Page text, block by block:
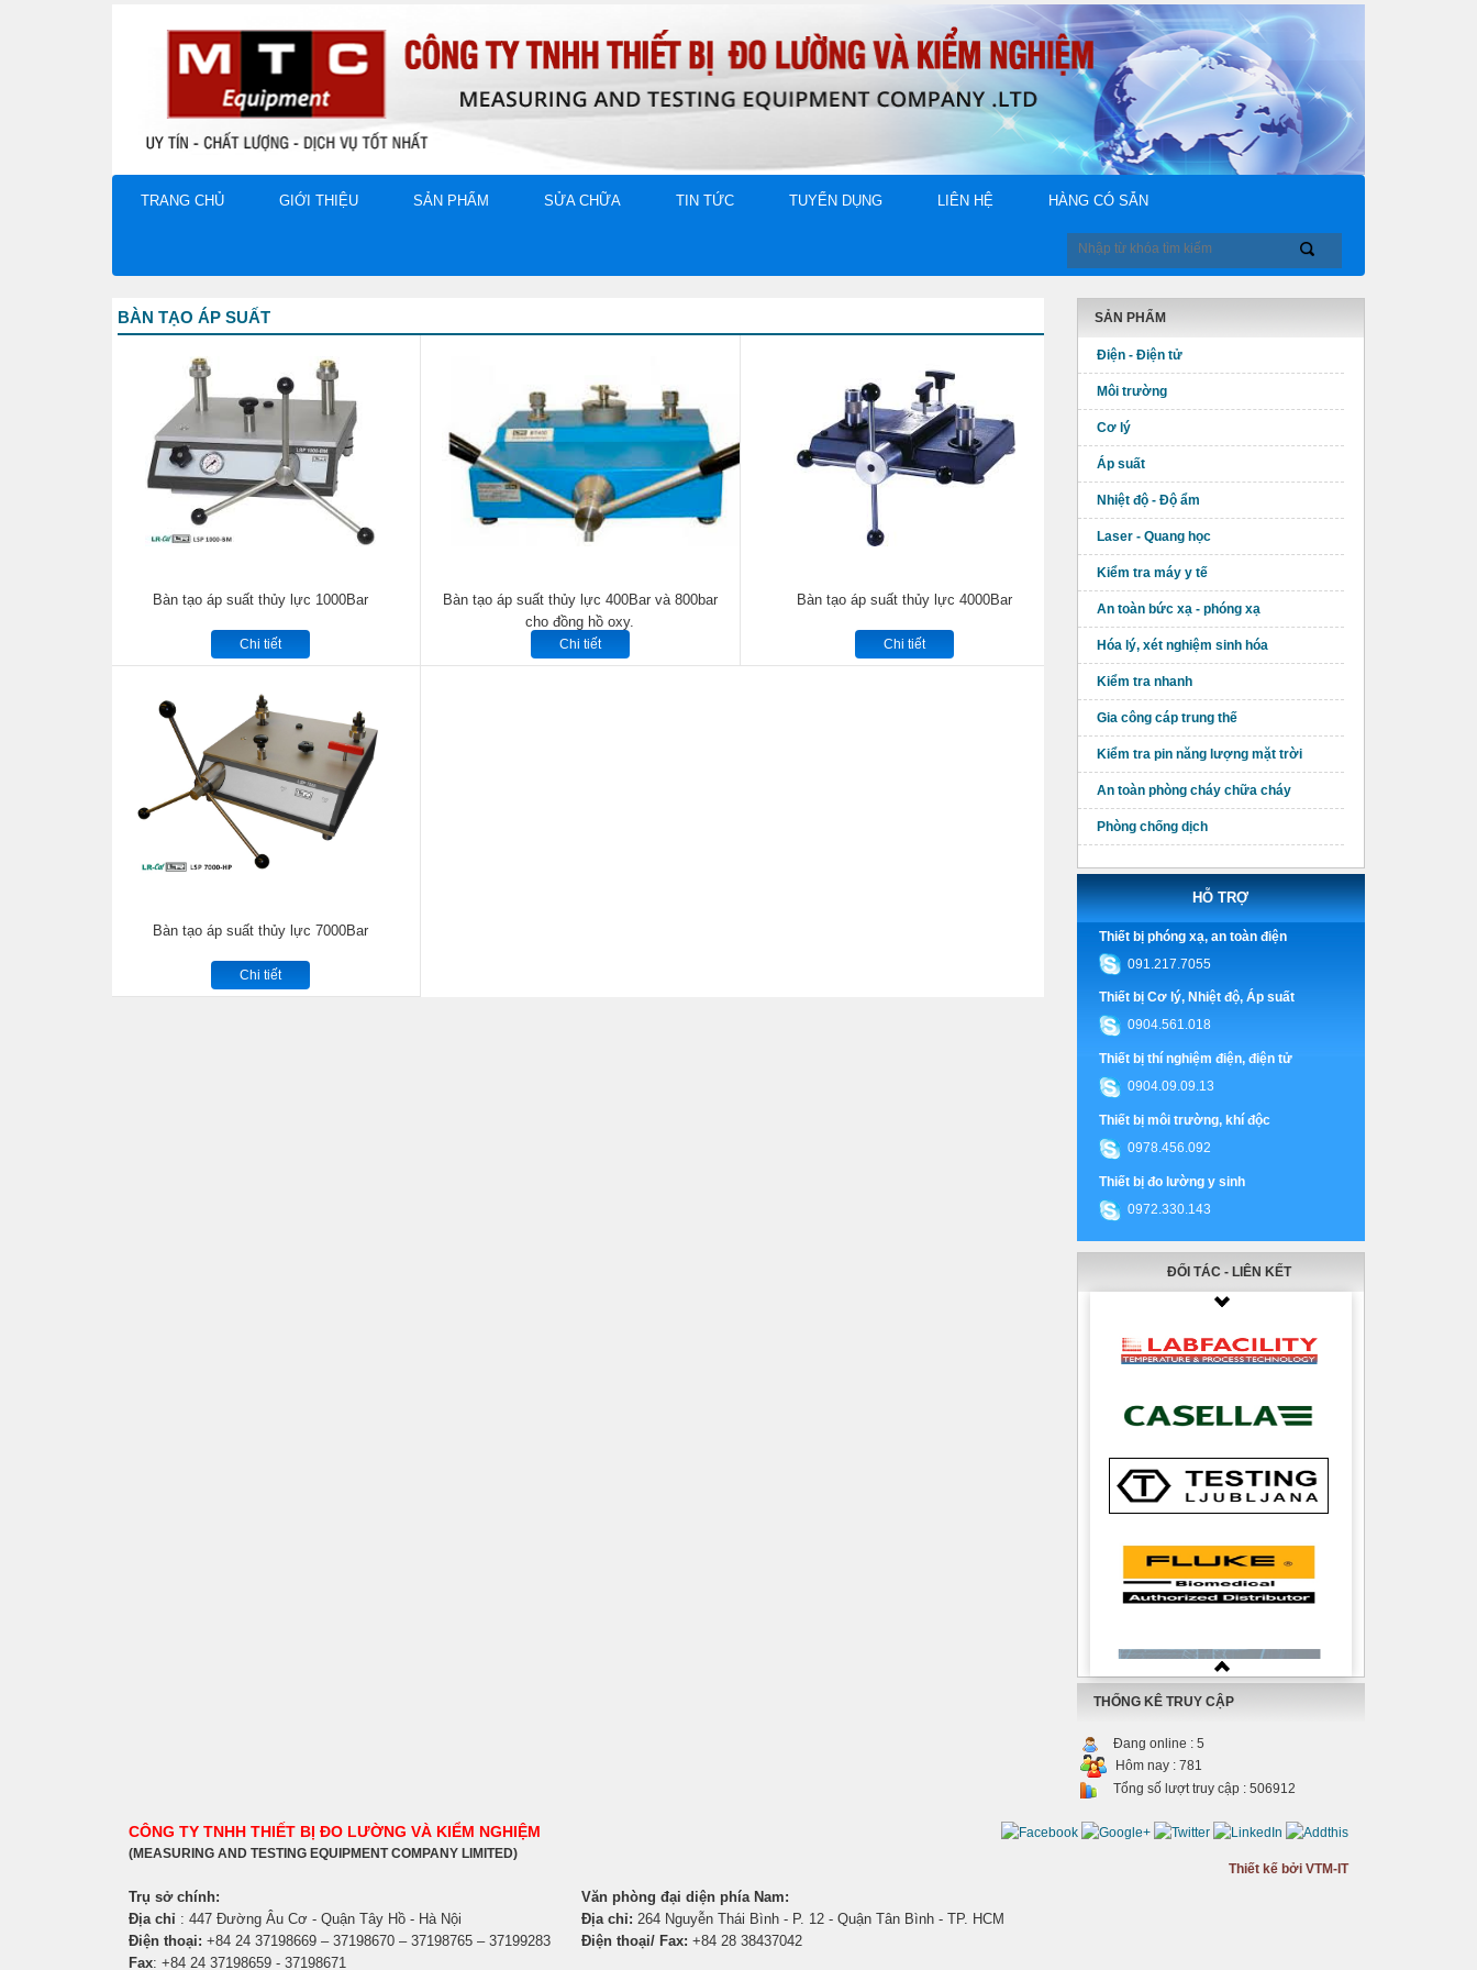
TRANG CHỦ GIỚI THIỆU SẢN PHẨM SỬA CHỮA TIN TỨC TUYỂN DỤNG LIÊN HỆ HÀNG CÓ SẴN
BÀN TẠO ÁP SUẤT
Bàn tạo áp suất thủy lực 1000Bar
Chi tiết
Bàn tạo áp suất thủy lực 400Bar và 800bar
cho đồng hồ oxy.
Chi tiết
Bàn tạo áp suất thủy lực 4000Bar
Chi tiết
Bàn tạo áp suất thủy lực 7000Bar
Chi tiết
SẢN PHẨM
Điện - Điện tử
Môi trường
Cơ lý
Áp suất
Nhiệt độ - Độ ẩm
Laser - Quang học
Kiểm tra máy y tế
An toàn bức xạ - phóng xạ
Hóa lý, xét nghiệm sinh hóa
Kiểm tra nhanh
Gia công cáp trung thế
Kiểm tra pin năng lượng mặt trời
An toàn phòng cháy chữa cháy
Phòng chống dịch
HỖ TRỢ
Thiết bị phóng xạ, an toàn điện
091.217.7055
Thiết bị Cơ lý, Nhiệt độ, Áp suất
0904.561.018
Thiết bị thí nghiệm điện, điện tử
0904.09.09.13
Thiết bị môi trường, khí độc
0978.456.092
Thiết bị đo lường y sinh
0972.330.143
ĐỐI TÁC - LIÊN KẾT
THỐNG KÊ TRUY CẬP
Đang online : 5
Hôm nay : 781
Tổng số lượt truy cập : 506912
CÔNG TY TNHH THIẾT BỊ ĐO LƯỜNG VÀ KIỂM NGHIỆM
(MEASURING AND TESTING EQUIPMENT COMPANY LIMITED)
Trụ sở chính:
Địa chỉ : 447 Đường Âu Cơ - Quận Tây Hồ - Hà Nội
Điện thoại: +84 24 37198669 – 37198670 – 37198765 – 37199283
Fax: +84 24 37198659 - 37198671
Văn phòng đại diện phía Nam:
Địa chỉ: 264 Nguyễn Thái Bình - P. 12 - Quận Tân Bình - TP. HCM
Điện thoại/ Fax: +84 28 38437042
Thiết kế bởi VTM-IT